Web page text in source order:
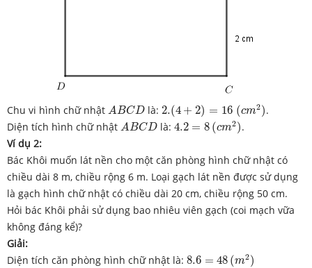
Chu vi hình chữ nhật ABCD
A BCD là: 2.(4 + 2) = 16 (cm2)
2. ( 4 + 2)= (cm
.
Diện tích hình chữ nhật ABCD
A BCD là: 4.2 = 8 (cm2)
4.2 8(cm 2) .
Ví dụ 2:
Bác Khôi muốn lát nền cho một căn phòng hình chữ nhật có
chiều dài 8 m, chiều rộng 6 m. Loại gạch lát nền được sử dụng
là gạch hình chữ nhật có chiều dài 20 cm, chiều rộng 50 cm.
Hỏi bác Khôi phải sử dụng bao nhiêu viên gạch (coi mạch vữa
không đáng kể)?
Giải:
Diện tích căn phòng hình chữ nhật là: 8.6 = 48 (m2)
8.6 48( m 2)